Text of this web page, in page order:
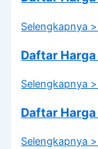
Selengkapnya
Daftar
Selengkapnya
Daftar
Selengkapnya